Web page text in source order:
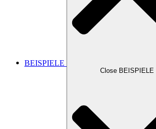
BEISPIELE
Close BEISPIELE